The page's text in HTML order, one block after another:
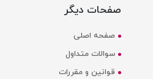
صفحات دیگر
صفحه اصلی
سوالات متداول
قوانین و مقررات